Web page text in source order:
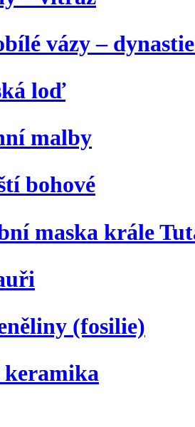
vázy –
loď
malby
bohové
maska krále
(fosilie)
keramika